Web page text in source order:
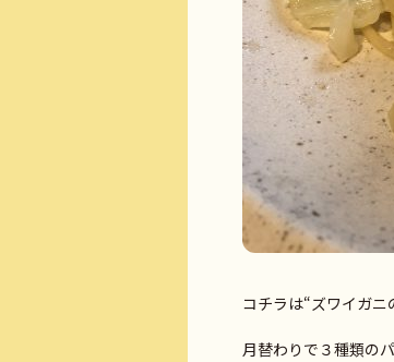
コチラは“ズワイガニ
月替わりで３種類の